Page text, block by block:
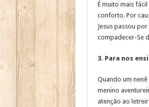
É muito mais
conforto. Por
Jesus passou
compadecer-Se
3. Para nos
Quando um
menino
atenção ao